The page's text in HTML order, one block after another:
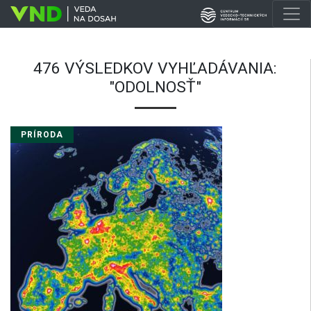
476 VÝSLEDKOV VYHĽADÁVANIA:
"ODOLNOSŤ"
PRÍRODA